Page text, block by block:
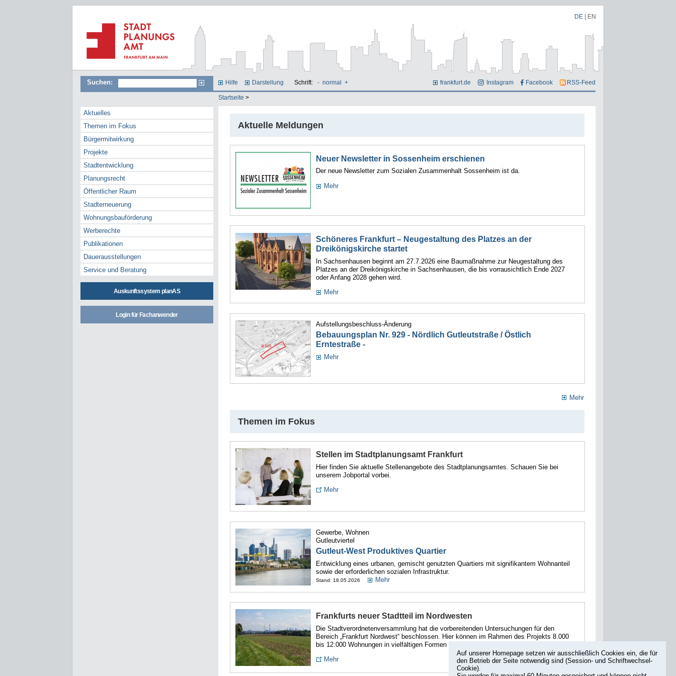
DE EN
Suchen: Hilfe Darstellung Schrift: - normal + frankfurt.de Instagram Facebook RSS-Feed
Startseite >
Aktuelles
Themen im Fokus
Bürgermitwirkung
Projekte
Stadtentwicklung
Planungsrecht
Öffentlicher Raum
Stadterneuerung
Wohnungsbauförderung
Werberechte
Publikationen
Dauerausstellungen
Service und Beratung
Auskunftssystem planAS
Login für Fachanwender
Aktuelle Meldungen
Neuer Newsletter in Sossenheim erschienen
Der neue Newsletter zum Sozialen Zusammenhalt Sossenheim ist da.
Mehr
Schöneres Frankfurt – Neugestaltung des Platzes an der
Dreikönigskirche startet
In Sachsenhausen beginnt am 27.7.2026 eine Baumaßnahme zur Neugestaltung des
Platzes an der Dreikönigskirche in Sachsenhausen, die bis vorrausichtlich Ende 2027
oder Anfang 2028 gehen wird.
Mehr
Aufstellungsbeschluss-Änderung
Bebauungsplan Nr. 929 - Nördlich Gutleutstraße / Östlich
Erntestraße -
Mehr
Mehr
Themen im Fokus
Stellen im Stadtplanungsamt Frankfurt
Hier finden Sie aktuelle Stellenangebote des Stadtplanungsamtes. Schauen Sie bei
unserem Jobportal vorbei.
Mehr
Gewerbe, Wohnen
Gutleutviertel
Gutleut-West Produktives Quartier
Entwicklung eines urbanen, gemischt genutzten Quartiers mit signifikantem Wohnanteil
sowie der erforderlichen sozialen Infrastruktur.
Stand: 18.05.2026 Mehr
Frankfurts neuer Stadtteil im Nordwesten
Die Stadtverordnetenversammlung hat die vorbereitenden Untersuchungen für den
Bereich „Frankfurt Nordwest“ beschlossen. Hier können im Rahmen des Projekts 8.000
bis 12.000 Wohnungen in vielfältigen Formen entstehen.
Mehr
Auf unserer Homepage setzen wir ausschließlich Cookies ein, die für
den Betrieb der Seite notwendig sind (Session- und Schriftwechsel-
Cookie).